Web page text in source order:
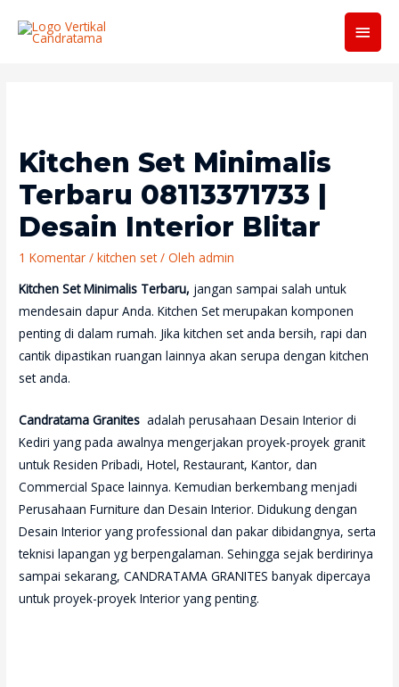
Kitchen Set Minimalis
Terbaru 08113371733 |
Desain Interior Blitar
1 Komentar /kitchen set/ Oleh admin
Kitchen Set Minimalis Terbaru, jangan sampai salah untuk
mendesain dapur Anda. Kitchen Set merupakan komponen
penting di dalam rumah. Jika kitchen set anda bersih, rapi dan
cantik dipastikan ruangan lainnya akan serupa dengan kitchen
set anda.
Candratama Granites adalah perusahaan Desain Interior di
Kediri yang pada awalnya mengerjakan proyek-proyek granit
untuk Residen Pribadi, Hotel, Restaurant, Kantor, dan
Commercial Space lainnya. Kemudian berkembang menjadi
Perusahaan Furniture dan Desain Interior. Didukung dengan
Desain Interior yang professional dan pakar dibidangnya, serta
teknisi lapangan yg berpengalaman. Sehingga sejak berdirinya
sampai sekarang, CANDRATAMA GRANITES banyak dipercaya
untuk proyek-proyek Interior yang penting.